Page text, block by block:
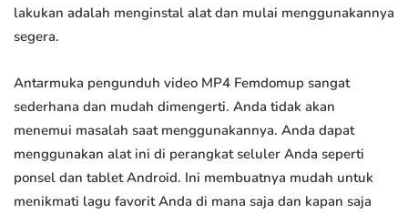
lakukan adalah menginstal alat dan mulai menggunakannya
segera.
Antarmuka pengunduh video MP4 Femdomup sangat
sederhana dan mudah dimengerti. Anda tidak akan
menemui masalah saat menggunakannya. Anda dapat
menggunakan alat ini di perangkat seluler Anda seperti
ponsel dan tablet Android. Ini membuatnya mudah untuk
menikmati lagu favorit Anda di mana saja dan kapan saja